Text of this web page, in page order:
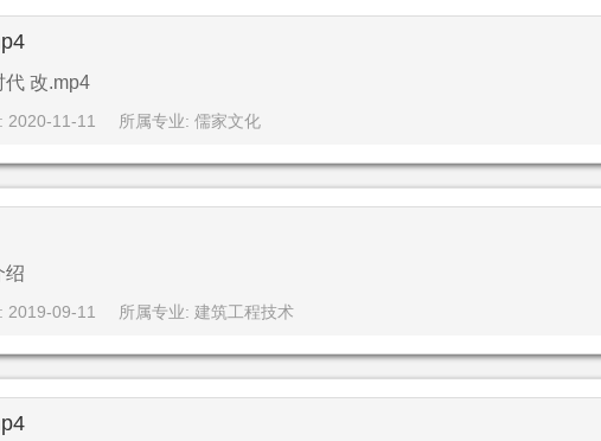
代 改.mp4
2020-11-11 所属专业: 儒家文化
绍
2019-09-11 所属专业: 建筑工程技术